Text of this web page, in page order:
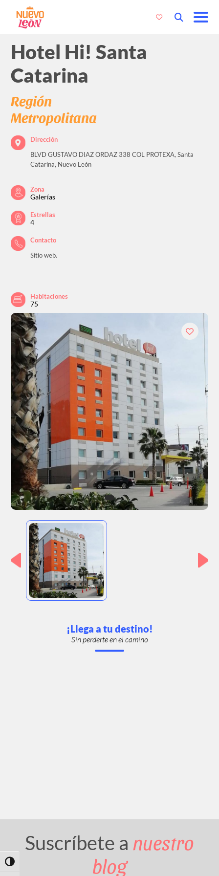
Toggle High Contrast
Hotel Hi! Santa
Catarina
Región
Metropolitana
Dirección
BLVD GUSTAVO DIAZ ORDAZ 338 COL PROTEXA, Santa
Catarina, Nuevo León
Zona
Galerías
Estrellas
4
Contacto
Sitio web.
Habitaciones
75
¡Llega a tu destino!
Sin perderte en el camino
Suscríbete a nuestro
blog